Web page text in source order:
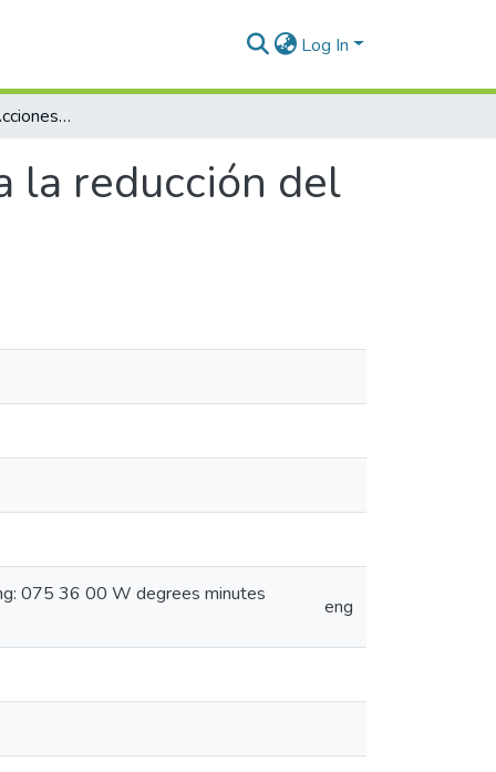
Log In
Relatos del agua. Acciones para la reducción del riesgo en el sector del Sinaí, Medellín
la reducción del
075 36 00 W degrees minutes
eng